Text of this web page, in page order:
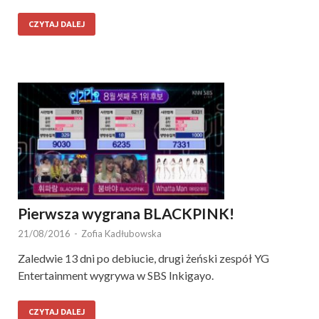
CZYTAJ DALEJ
Pierwsza wygrana BLACKPINK!
21/08/2016 - Zofia Kadłubowska
Zaledwie 13 dni po debiucie, drugi żeński zespół YG
Entertainment wygrywa w SBS Inkigayo.
CZYTAJ DALEJ